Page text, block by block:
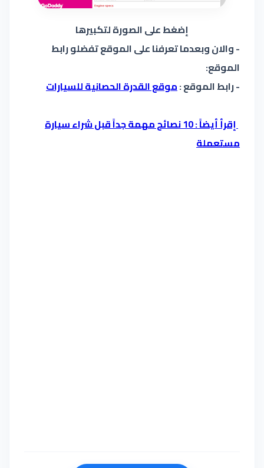
إضغط على الصورة لتكبيرها
- والان وبعدما تعرفنا على الموقع تفضلو رابط
الموقع:
- رابط الموقع :موقع القدرة الحصانية للسيارات
إقرأ أيضاً : 10 نصائح مهمة جداً قبل شراء سيارة
مستعملة